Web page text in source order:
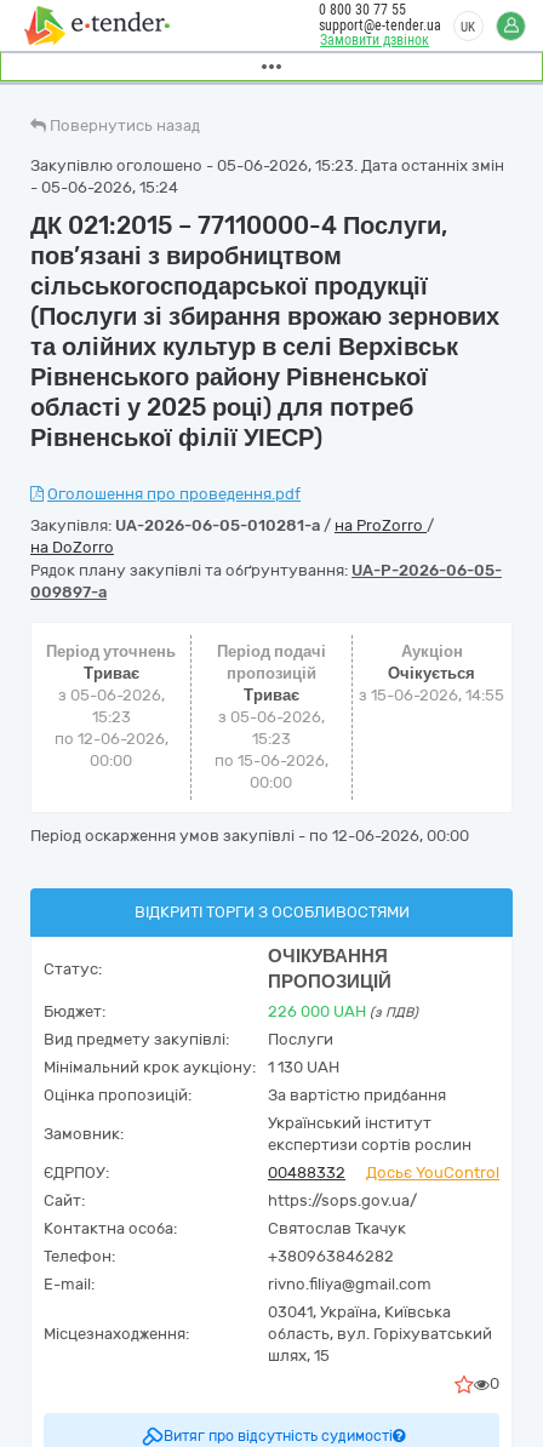
Замовити дзвінок
0 800 30 77 55
support@e-tender.ua
UK
Повернутись назад
Закупівлю оголошено - 05-06-2026, 15:23. Дата останніх змін
- 05-06-2026, 15:24
ДК 021:2015 – 77110000-4 Послуги,
пов’язані з виробництвом
сільськогосподарської продукції
(Послуги зі збирання врожаю зернових
та олійних культур в селі Верхівськ
Рівненського району Рівненської
області у 2025 році) для потреб
Рівненської філії УІЕСР)
Оголошення про проведення.pdf
Закупівля: UA-2026-06-05-010281-a / на ProZorro /
на DoZorro
Рядок плану закупівлі та обґрунтування: UA-P-2026-06-05-
009897-a
Період уточнень
Триває
з 05-06-2026,
15:23
по 12-06-2026,
00:00
Період подачі
пропозицій
Триває
з 05-06-2026,
15:23
по 15-06-2026,
00:00
Аукціон
Очікується
з15-06-2026, 14:55
Період оскарження умов закупівлі - по 12-06-2026, 00:00
ВІДКРИТІ ТОРГИ З ОСОБЛИВОСТЯМИ
Статус:
ОЧІКУВАННЯ
ПРОПОЗИЦІЙ
Бюджет: 226 000 UAH (з ПДВ)
Вид предмету закупівлі:
Послуги
Мінімальний крок аукціону:
1 130 UAH
Оцінка пропозицій:
За вартістю придбання
Замовник:
Український інститут
експертизи сортів рослин
ЄДРПОУ:
00488332
Досьє YouControl
Сайт:
https://sops.gov.ua/
Контактна особа:
Святослав Ткачук
Телефон:
+380963846282
E-mail:
rivno.filiya@gmail.com
Місцезнаходження:
03041, Україна, Київська
область, вул. Горіхуватський
шлях, 15
0
Витяг про відсутність судимості